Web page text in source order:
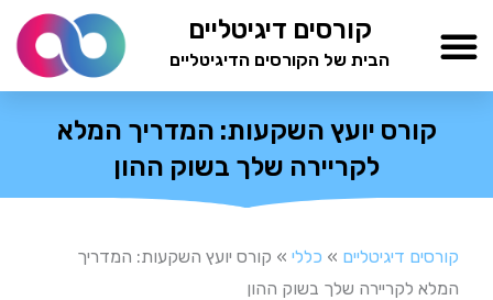
לתוכן
קורסים דיגיטליים
הבית של הקורסים הדיגיטליים
קורס יועץ השקעות: המדריך המלא
לקריירה שלך בשוק ההון
קורסים דיגיטליים » כללי » קורס יועץ השקעות: המדריך
המלא לקריירה שלך בשוק ההון